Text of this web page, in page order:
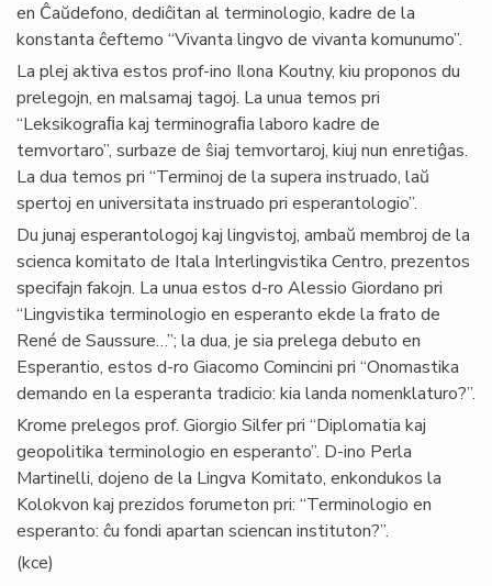
en Ĉaŭdefono, dediĉitan al terminologio, kadre de la
konstanta ĉeftemo “Vivanta lingvo de vivanta komunumo”.
La plej aktiva estos prof-ino Ilona Koutny, kiu proponos du
prelegojn, en malsamaj tagoj. La unua temos pri
“Leksikograﬁa kaj terminograﬁa laboro kadre de
temvortaro”, surbaze de ŝiaj temvortaroj, kiuj nun enretiĝas.
La dua temos pri “Terminoj de la supera instruado, laŭ
spertoj en universitata instruado pri esperantologio”.
Du junaj esperantologoj kaj lingvistoj, ambaŭ membroj de la
scienca komitato de Itala Interlingvistika Centro, prezentos
specifajn fakojn. La unua estos d-ro Alessio Giordano pri
“Lingvistika terminologio en esperanto ekde la frato de
René de Saussure…”; la dua, je sia prelega debuto en
Esperantio, estos d-ro Giacomo Comincini pri “Onomastika
demando en la esperanta tradicio: kia landa nomenklaturo?”.
Krome prelegos prof. Giorgio Silfer pri “Diplomatia kaj
geopolitika terminologio en esperanto”. D-ino Perla
Martinelli, dojeno de la Lingva Komitato, enkondukos la
Kolokvon kaj prezidos forumeton pri: “Terminologio en
esperanto: ĉu fondi apartan sciencan instituton?”.
(kce)